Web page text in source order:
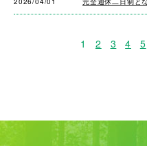
1 2 3 4 5